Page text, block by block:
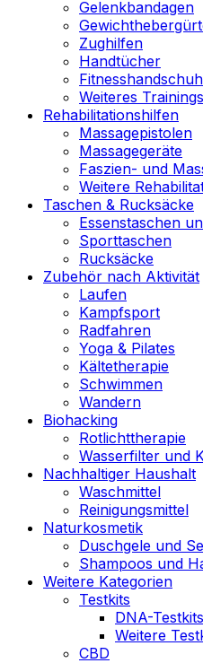
Gelenkbandagen
Zughilfen
Handtücher
Weiteres
Rehabilitationshilfen
Massagepistolen
Massagegeräte
Faszien- und
Weitere
Taschen & Rucksäcke
Essenstaschen
Sporttaschen
Rucksäcke
Zubehör nach Aktivität
Laufen
Kampfsport
Radfahren
Yoga & Pilates
Kältetherapie
Schwimmen
Wandern
Biohacking
Rotlichttherapie
Wasserfilter und
Nachhaltiger Haushalt
Waschmittel
Reinigungsmittel
Naturkosmetik
Duschgele und
Shampoos und
Weitere Kategorien
Testkits
DNA-Testkits
Weitere
CBD